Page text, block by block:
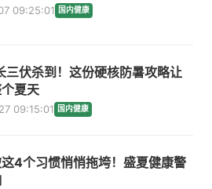
09:25:01 国内健康
三伏杀到！这份硬核防暑攻略让
夏天
09:15:01 国内健康
4个习惯悄悄拖垮！盛夏健康警